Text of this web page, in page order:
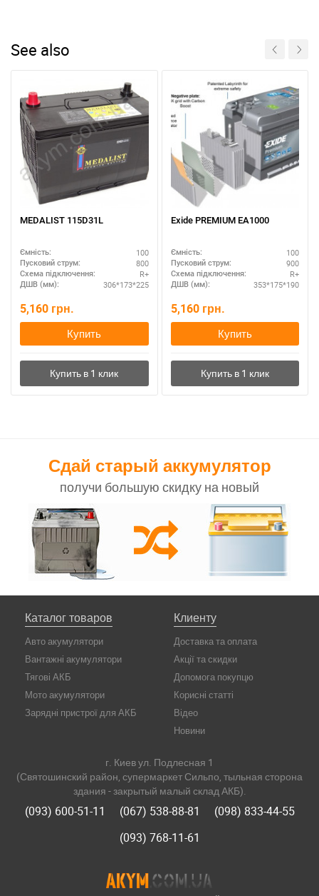
See also
MEDALIST 115D31L
Ємність: 100
Пусковий струм: 800
Схема підключення: R+
ДШВ (мм): 306*173*225
5,160 грн.
Купить
Exide PREMIUM EA1000
Ємність: 100
Пусковий струм: 900
Схема підключення: R+
ДШВ (мм): 353*175*190
5,160 грн.
Купить
Сдай старый аккумулятор
получи большую скидку на новый
Каталог товаров
Авто акумулятори
Вантажні акумулятори
Тягові АКБ
Мото акумулятори
Зарядні пристрої для АКБ
Клиенту
Доставка та оплата
Акції та скидки
Допомога покупцю
Корисні статті
Відео
Новини
г. Киев ул. Подлесная 1
(Святошинский район, супермаркет Сильпо, тыльная сторона
здания - закрытый малый склад АКБ).
(093) 600-51-11 (067) 538-88-81
(098) 833-44-55
(093) 768-11-61